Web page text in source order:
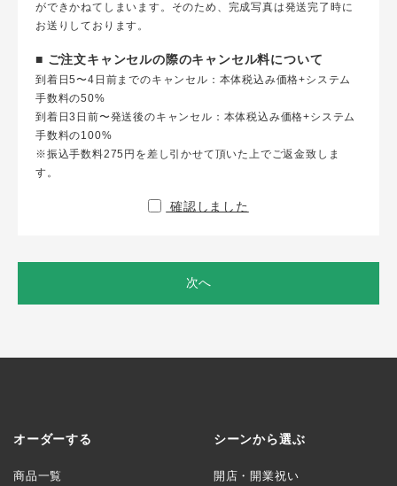
ができかねてしまいます。そのため、完成写真は発送完了時に
お送りしております。
■ ご注文キャンセルの際のキャンセル料について
到着日5〜4日前までのキャンセル：本体税込み価格+システム
手数料の50%
到着日3日前〜発送後のキャンセル：本体税込み価格+システム
手数料の100%
※振込手数料275円を差し引かせて頂いた上でご返金致しま
す。
確認しました
次へ
オーダーする
商品一覧
シーンから選ぶ
開店・開業祝い